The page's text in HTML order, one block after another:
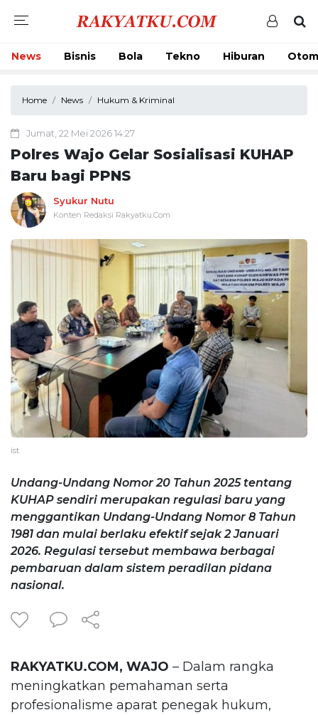
News Bisnis Bola Tekno Hiburan
Home News Hukum & Kriminal
Jumat, 22 Mei 2026 14:27
Polres Wajo Gelar Sosialisasi KUHAP
Baru bagi PPNS
Syukur Nutu
Konten Redaksi Rakyatku.Com
ist
Undang-Undang Nomor 20 Tahun 2025 tentang
KUHAP sendiri merupakan regulasi baru yang
menggantikan Undang-Undang Nomor 8 Tahun
1981 dan mulai berlaku efektif sejak 2 Januari
2026. Regulasi tersebut membawa berbagai
pembaruan dalam sistem peradilan pidana
nasional.
RAKYATKU.COM, WAJO – Dalam rangka
meningkatkan pemahaman serta
profesionalisme aparat penegak hukum,